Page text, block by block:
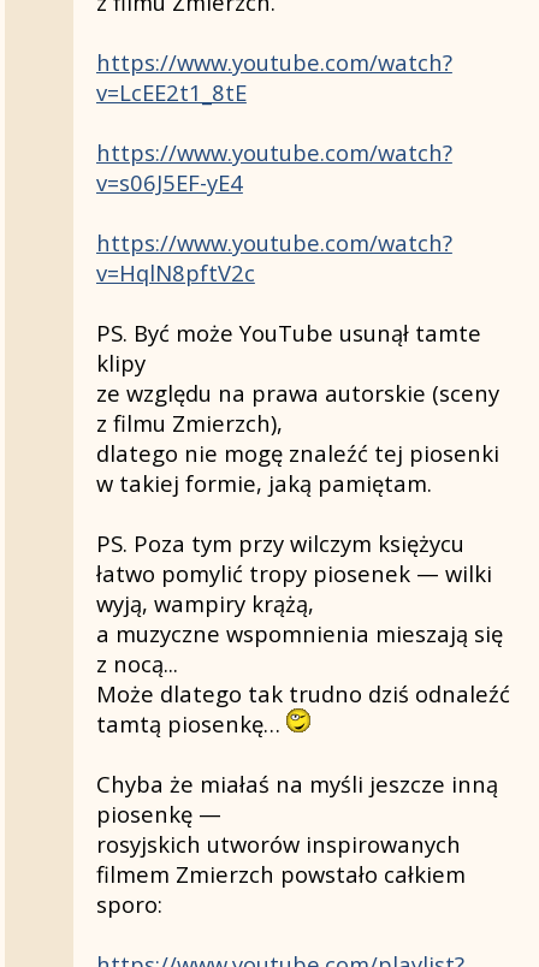
https://www.youtube.com/watch?
v=LcEE2t1_8tE
https://www.youtube.com/watch?
v=s06J5EF-yE4
https://www.youtube.com/watch?
v=HqlN8pftV2c
PS. Być może YouTube usunął tamte
klipy
ze względu na prawa autorskie (sceny
z filmu Zmierzch),
dlatego nie mogę znaleźć tej piosenki
w takiej formie, jaką pamiętam.
PS. Poza tym przy wilczym księżycu
łatwo pomylić tropy piosenek — wilki
wyją, wampiry krążą,
a muzyczne wspomnienia mieszają się
z nocą...
Może dlatego tak trudno dziś odnaleźć
tamtą piosenkę…
Chyba że miałaś na myśli jeszcze inną
piosenkę —
rosyjskich utworów inspirowanych
filmem Zmierzch powstało całkiem
sporo: